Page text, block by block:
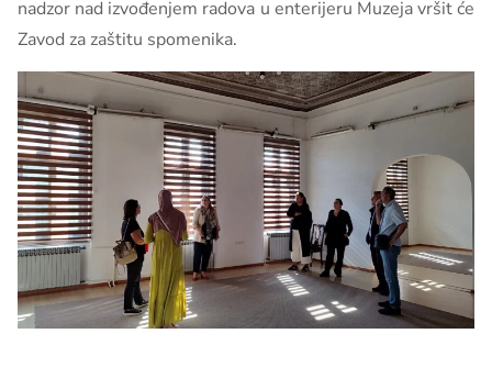
nadzor nad izvođenjem radova u enterijeru Muzeja vršit će
Zavod za zaštitu spomenika.